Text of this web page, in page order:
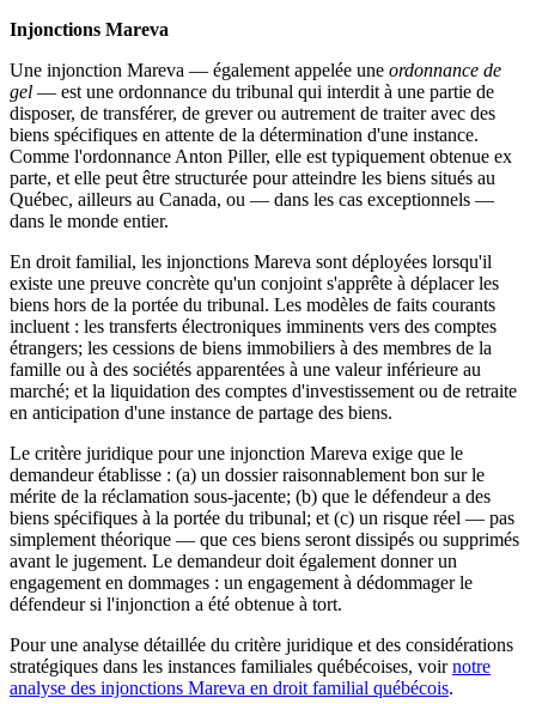
Injonctions Mareva
Une injonction Mareva — également appelée une ordonnance de
gel — est une ordonnance du tribunal qui interdit à une partie de
disposer, de transférer, de grever ou autrement de traiter avec des
biens spécifiques en attente de la détermination d'une instance.
Comme l'ordonnance Anton Piller, elle est typiquement obtenue ex
parte, et elle peut être structurée pour atteindre les biens situés au
Québec, ailleurs au Canada, ou — dans les cas exceptionnels —
dans le monde entier.
En droit familial, les injonctions Mareva sont déployées lorsqu'il
existe une preuve concrète qu'un conjoint s'apprête à déplacer les
biens hors de la portée du tribunal. Les modèles de faits courants
incluent : les transferts électroniques imminents vers des comptes
étrangers; les cessions de biens immobiliers à des membres de la
famille ou à des sociétés apparentées à une valeur inférieure au
marché; et la liquidation des comptes d'investissement ou de retraite
en anticipation d'une instance de partage des biens.
Le critère juridique pour une injonction Mareva exige que le
demandeur établisse : (a) un dossier raisonnablement bon sur le
mérite de la réclamation sous-jacente; (b) que le défendeur a des
biens spécifiques à la portée du tribunal; et (c) un risque réel — pas
simplement théorique — que ces biens seront dissipés ou supprimés
avant le jugement. Le demandeur doit également donner un
engagement en dommages : un engagement à dédommager le
défendeur si l'injonction a été obtenue à tort.
Pour une analyse détaillée du critère juridique et des considérations
stratégiques dans les instances familiales québécoises, voirnotre
analyse des injonctions Mareva en droit familial québécois.